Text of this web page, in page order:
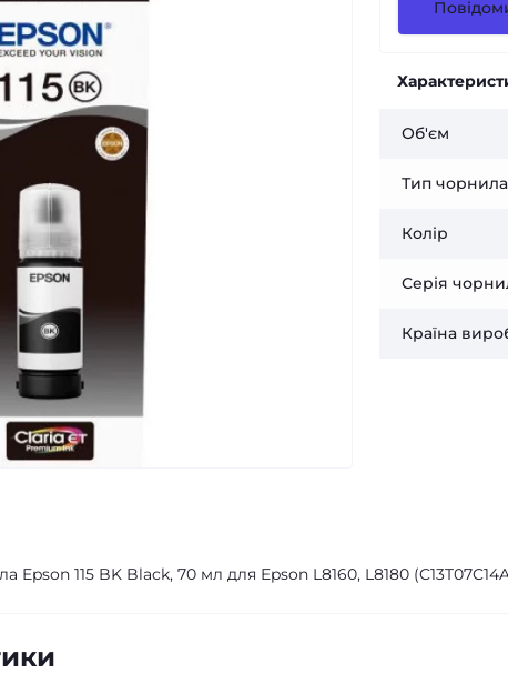
Об'єм
Тип чорнила
Колір
Серія
Країна
115 BK Black, 70 мл для Epson L8160, L8180